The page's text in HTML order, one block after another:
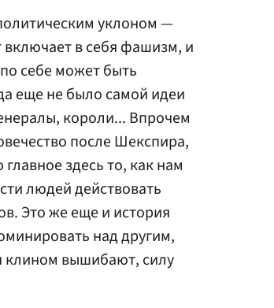
уклоном —
в себя фашизм, и
себе может быть
еще не было самой идеи
короли... Впрочем
после Шекспира,
здесь то, как нам
людей действовать
Это же еще и история
над другим,
клином вышибают, силу